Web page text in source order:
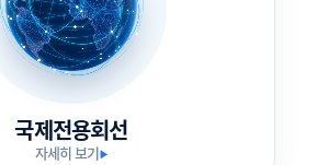
국제전용회선
자세히 보기▶